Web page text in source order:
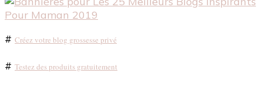
# Créez votre blog grossesse privé
# Testez des produits gratuitement